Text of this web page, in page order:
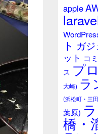
ジ
ッ
ト
apple
ト ガジ
ット コ
ス プ
大崎) ラ
(浜松町・三
葉原)
橋・